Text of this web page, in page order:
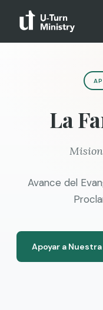
La
Avance del
Apoyar a